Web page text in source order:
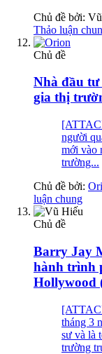
Chủ đề bởi:
Thảo luận
Chủ đề
Nhà đầu
gia thị
người
mới vào
trường...
Chủ đề bởi:
luận chung
Chủ đề
Barry Jay
hành trình
Hollywood
tháng 3
sư và là
trường